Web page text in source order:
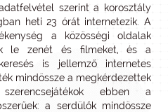
szerint a korosztály
heti 23 órát internetezik. A
a közösségi oldalak
le zenét és filmeket, és a
is jellemző internetes
mindössze a megkérdezettek
ebben a
a serdülők mindössze